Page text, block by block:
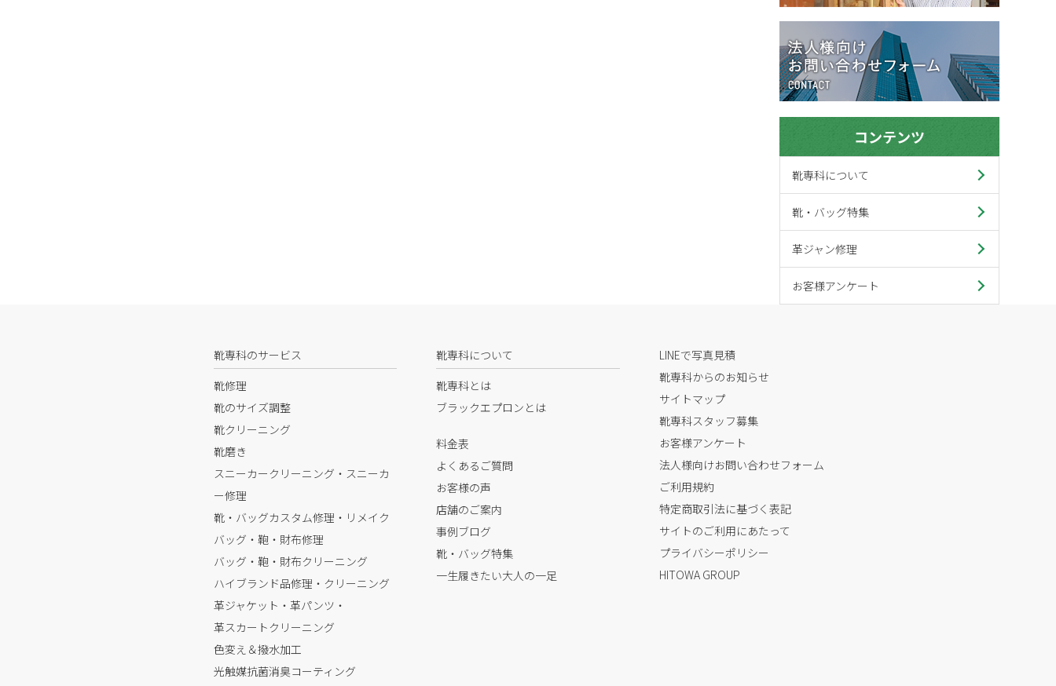
コンテンツ
靴専科について
靴・バッグ特集
革ジャン修理
お客様アンケート
靴専科のサービス
靴修理
靴のサイズ調整
靴クリーニング
靴磨き
スニーカークリーニング・スニーカ
ー修理
靴・バッグカスタム修理・リメイク
バッグ・鞄・財布修理
バッグ・鞄・財布クリーニング
ハイブランド品修理・クリーニング
革ジャケット・革パンツ・
革スカートクリーニング
色変え＆撥水加工
光触媒抗菌消臭コーティング
靴専科について
靴専科とは
ブラックエプロンとは
料金表
よくあるご質問
お客様の声
店舗のご案内
事例ブログ
靴・バッグ特集
一生履きたい大人の一足
LINEで写真見積
靴専科からのお知らせ
サイトマップ
靴専科スタッフ募集
お客様アンケート
法人様向けお問い合わせフォーム
ご利用規約
特定商取引法に基づく表記
サイトのご利用にあたって
プライバシーポリシー
HITOWA GROUP